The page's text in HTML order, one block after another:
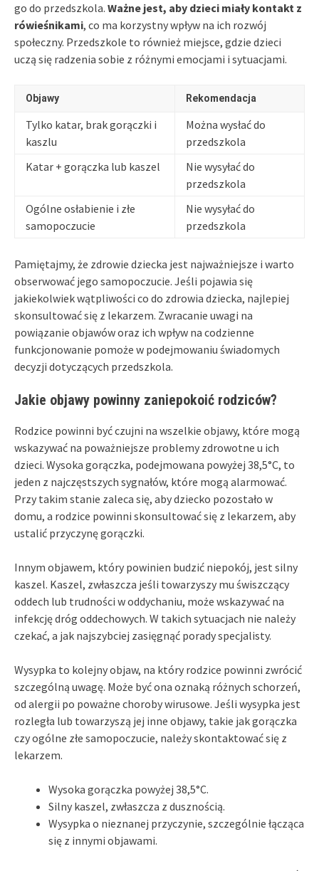
go do przedszkola. Ważne jest, aby dzieci miały kontakt z
rówieśnikami, co ma korzystny wpływ na ich rozwój
społeczny. Przedszkole to również miejsce, gdzie dzieci
uczą się radzenia sobie z różnymi emocjami i sytuacjami.
Objawy Rekomendacja
Tylko katar, brak gorączki i
kaszlu
Można wysłać do
przedszkola
Katar + gorączka lub kaszel
Nie wysyłać do
przedszkola
Ogólne osłabienie i złe
samopoczucie
Nie wysyłać do
przedszkola
Pamiętajmy, że zdrowie dziecka jest najważniejsze i warto
obserwować jego samopoczucie. Jeśli pojawia się
jakiekolwiek wątpliwości co do zdrowia dziecka, najlepiej
skonsultować się z lekarzem. Zwracanie uwagi na
powiązanie objawów oraz ich wpływ na codzienne
funkcjonowanie pomoże w podejmowaniu świadomych
decyzji dotyczących przedszkola.
Jakie objawy powinny zaniepokoić rodziców?
Rodzice powinni być czujni na wszelkie objawy, które mogą
wskazywać na poważniejsze problemy zdrowotne u ich
dzieci. Wysoka gorączka, podejmowana powyżej 38,5°C, to
jeden z najczęstszych sygnałów, które mogą alarmować.
Przy takim stanie zaleca się, aby dziecko pozostało w
domu, a rodzice powinni skonsultować się z lekarzem, aby
ustalić przyczynę gorączki.
Innym objawem, który powinien budzić niepokój, jest silny
kaszel. Kaszel, zwłaszcza jeśli towarzyszy mu świszczący
oddech lub trudności w oddychaniu, może wskazywać na
infekcję dróg oddechowych. W takich sytuacjach nie należy
czekać, a jak najszybciej zasięgnąć porady specjalisty.
Wysypka to kolejny objaw, na który rodzice powinni zwrócić
szczególną uwagę. Może być ona oznaką różnych schorzeń,
od alergii po poważne choroby wirusowe. Jeśli wysypka jest
rozległa lub towarzyszą jej inne objawy, takie jak gorączka
czy ogólne złe samopoczucie, należy skontaktować się z
lekarzem.
Wysoka gorączka powyżej 38,5°C.
Silny kaszel, zwłaszcza z dusznością.
Wysypka o nieznanej przyczynie, szczególnie łącząca
się z innymi objawami.